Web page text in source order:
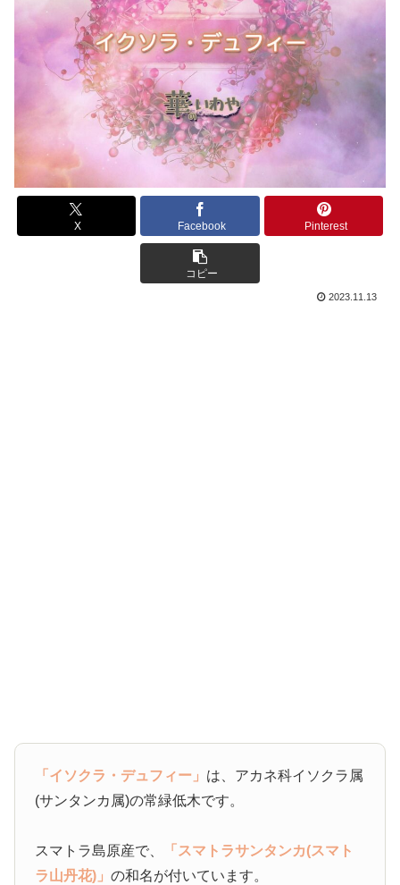
X Facebook Pinterest
コピー
2023.11.13
「イソクラ・デュフィー」 は、アカネ科イソクラ属
(サンタンカ属)の常緑低木です。
スマトラ島原産で、
「スマトラサンタンカ(スマト
ラ山丹花)」の和名が付いています。